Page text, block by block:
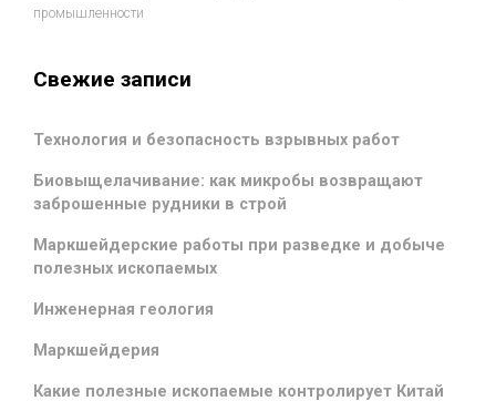
промышленности
Свежие записи
Технология и безопасность взрывных работ
Биовыщелачивание: как микробы возвращают
заброшенные рудники в строй
Маркшейдерские работы при разведке и добыче
полезных ископаемых
Инженерная геология
Маркшейдерия
Какие полезные ископаемые контролирует Китай